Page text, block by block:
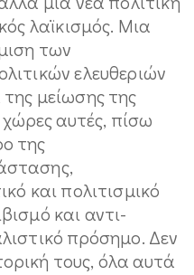
λαϊκισμός. Μια
των
ελευθεριών
μείωσης της
αυτές, πίσω
της
και πολιτισμικό
και αντι-
πρόσημο. Δεν
τους, όλα αυτά